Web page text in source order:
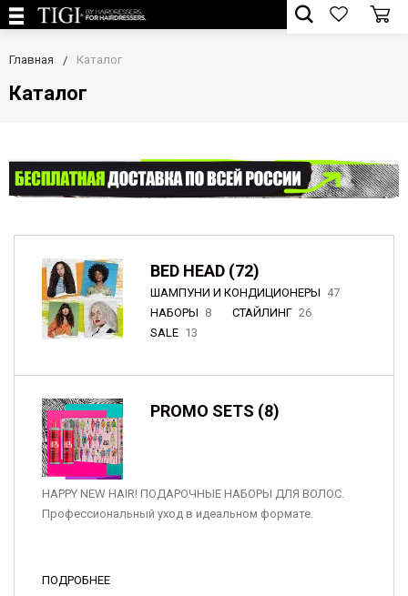
Главная Каталог
Каталог
BED HEAD (72)
ШАМПУНИ И КОНДИЦИОНЕРЫ 47
НАБОРЫ 8 СТАЙЛИНГ 26
SALE 13
PROMO SETS (8)
HAPPY NEW HAIR! ПОДАРОЧНЫЕ НАБОРЫ ДЛЯ ВОЛОС.
Профессиональный уход в идеальном формате.
ПОДРОБНЕЕ